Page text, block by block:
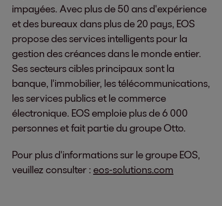
impayées. Avec plus de 50 ans d'expérience
et des bureaux dans plus de 20 pays, EOS
propose des services intelligents pour la
gestion des créances dans le monde entier.
Ses secteurs cibles principaux sont la
banque, l'immobilier, les télécommunications,
les services publics et le commerce
électronique. EOS emploie plus de 6 000
personnes et fait partie du groupe Otto.
Pour plus d'informations sur le groupe EOS,
veuillez consulter : eos-solutions.com